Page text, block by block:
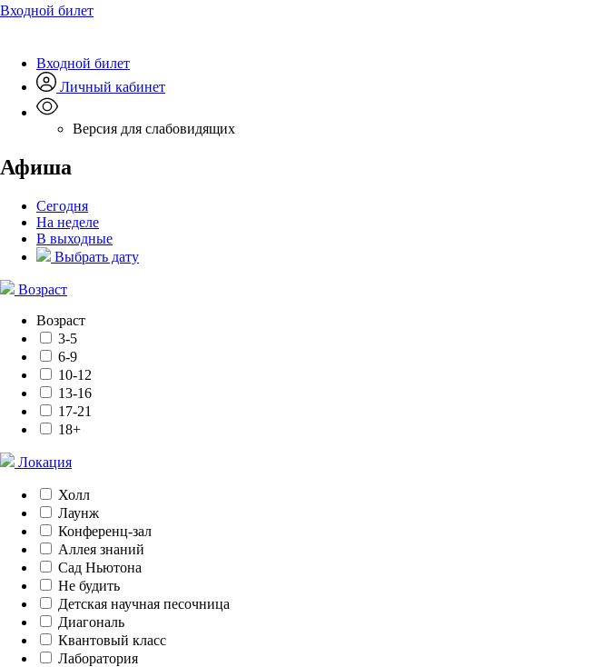
Входной билет
Входной билет
Личный кабинет
Версия для слабовидящих
Афиша
Сегодня
На неделе
В выходные
Выбрать дату
Возраст
Возраст
3-5
6-9
10-12
13-16
17-21
18+
Локация
Холл
Лаунж
Конференц-зал
Аллея знаний
Сад Ньютона
Не будить
Детская научная песочница
Диагональ
Квантовый класс
Лаборатория